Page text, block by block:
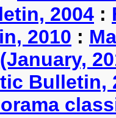
2004 :
2010 :
Bulletin,